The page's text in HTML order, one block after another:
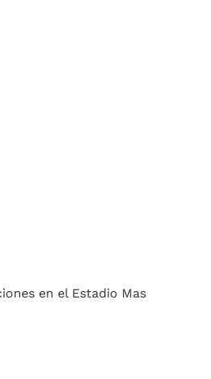
en el Estadio Mas